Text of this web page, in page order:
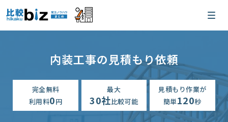
内装工事の見積もり依頼
完全無料
利用料0円
最大
30社比較可能
見積もり作業が
簡単120秒